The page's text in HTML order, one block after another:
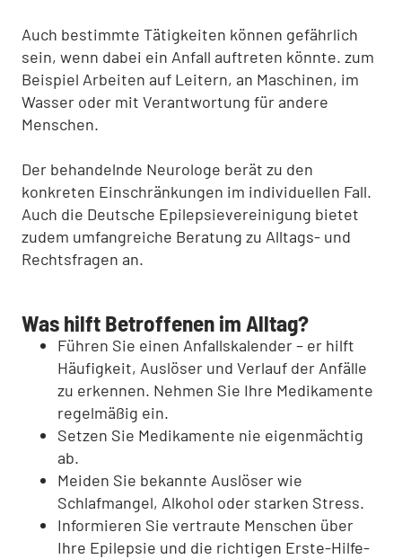
Auch bestimmte Tätigkeiten können gefährlich
sein, wenn dabei ein Anfall auftreten könnte. zum
Beispiel Arbeiten auf Leitern, an Maschinen, im
Wasser oder mit Verantwortung für andere
Menschen.
Der behandelnde Neurologe berät zu den
konkreten Einschränkungen im individuellen Fall.
Auch die Deutsche Epilepsievereinigung bietet
zudem umfangreiche Beratung zu Alltags- und
Rechtsfragen an.
Was hilft Betroffenen im Alltag?
Führen Sie einen Anfallskalender – er hilft
Häufigkeit, Auslöser und Verlauf der Anfälle
zu erkennen. Nehmen Sie Ihre Medikamente
regelmäßig ein.
Setzen Sie Medikamente nie eigenmächtig
ab.
Meiden Sie bekannte Auslöser wie
Schlafmangel, Alkohol oder starken Stress.
Informieren Sie vertraute Menschen über
Ihre Epilepsie und die richtigen Erste-Hilfe-